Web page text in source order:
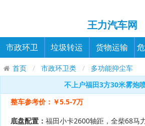
王力汽车网
市政环卫 垃圾转运 货物运输
首页 市政环卫类
多功能抑尘车
不上户福田3方30米雾炮
整车参考价：￥5.5-7万
底盘配置： 福田小卡2600轴距，全柴68马